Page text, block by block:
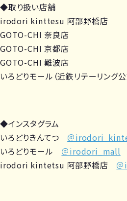
◆取り扱い店舗
irodori kinttesu 阿部野橋店
GOTO-CHI 奈良店
GOTO-CHI 京都店
GOTO-CHI 難波店
いろどりモール（近鉄リテーリング公
◆インスタグラム
いろどりきんてつ ＠
いろどりモール ＠irodori_mall
irodori kintetsu 阿部野橋店